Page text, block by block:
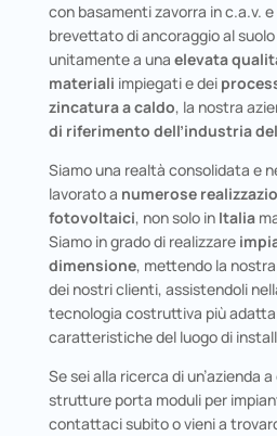
con basamenti zavorra in c.a.v.
brevettato di ancoraggio al suolo
unitamente a una elevata
materiali impiegati e dei
zincatura a caldo, la nostra
di riferimento dell’industria
Siamo una realtà consolidata e
lavorato a numerose
fotovoltaici, non solo in Italia
Siamo in grado di realizzare
dimensione, mettendo la
dei nostri clienti, assistendoli
tecnologia costruttiva più adatta
caratteristiche del luogo di
Se sei alla ricerca di un’azienda
strutture porta moduli per
contattaci subito o vieni a